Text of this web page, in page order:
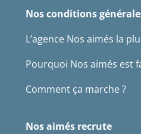
Nos conditions
L’agence Nos aimés la
Pourquoi Nos aimés est
Comment ça marche ?
Nos aimés recrute